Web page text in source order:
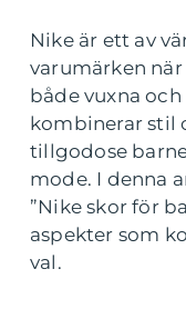
Nike är ett av
varumärken
både vuxna
kombinerar stil
tillgodose
mode. I denna
”Nike skor för
aspekter som
val.